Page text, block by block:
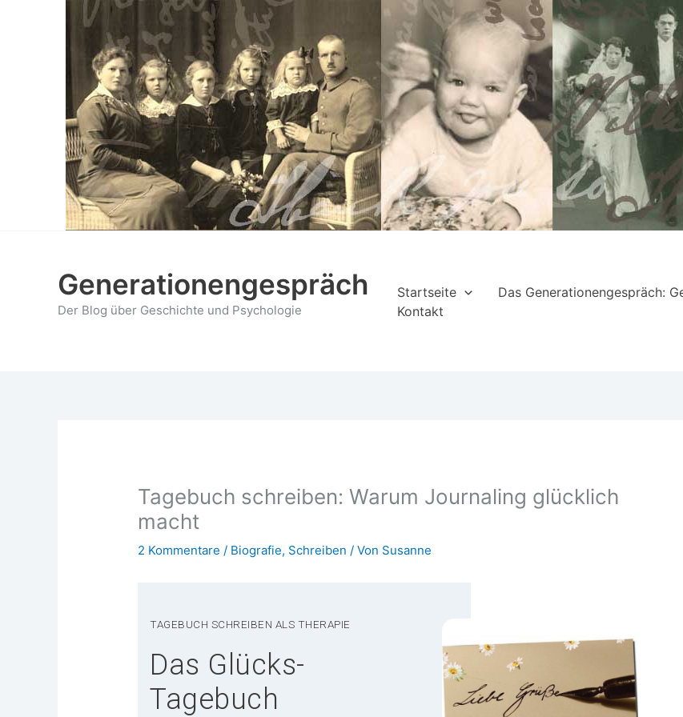
Generationengespräch
Der Blog über Geschichte und Psychologie
Startseite Das Generationengespräch:
Kontakt
Tagebuch schreiben: Warum Journaling glücklich
macht
2 Kommentare / Biografie, Schreiben / Von Susanne
TAGE­BUCH SCHREI­BEN ALS THERAPIE
Das Glücks-
Tagebuch